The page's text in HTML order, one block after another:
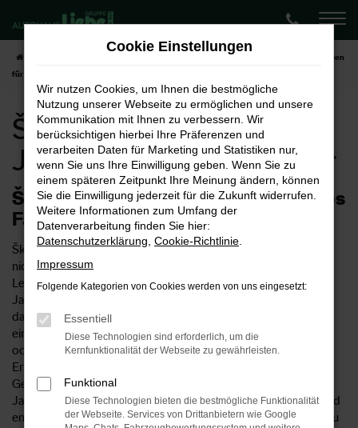
Zum
Hauptinhalt
springen
Škoda Superb Jahreswagen
für Münster
Škoda Superb
Jahreswagen für Münster
Škoda Superb Jahreswagen – ideales
Fahrzeug für Münster
Škoda Superb Jahreswagen sind keine Neuwagen aber auch
nicht so richtig Gebrauchtwagen. Formell trifft natürlich
Letzeres ins Schwarze, doch wurden die Škoda Superb
Jahreswagen lediglich für maximal ein Jahr genutzt und sind
daher meist noch neuwertig. Preislich macht es allerdings
einen erheblichen Unterschied, ob Sie in einem Neuwagen
oder einem Jahreswagen in Münster unterwegs sind. Das
Ersparnis beträgt bis zu 40 Prozent, was sich wahrlich im
Geldbeutel bemerkbar machen kann. Unsere Škoda Superb
Jahreswagen werden wie Gebrauchtfahrzeuge behandelt und
entsprechend in einer unserer Kfz-Meisterwerkstätten genau
Cookie Einstellungen
Wir nutzen Cookies, um Ihnen die bestmögliche
Nutzung unserer Webseite zu ermöglichen und unsere
Kommunikation mit Ihnen zu verbessern. Wir
berücksichtigen hierbei Ihre Präferenzen und
verarbeiten Daten für Marketing und Statistiken nur,
wenn Sie uns Ihre Einwilligung geben. Wenn Sie zu
einem späteren Zeitpunkt Ihre Meinung ändern, können
Sie die Einwilligung jederzeit für die Zukunft widerrufen.
Weitere Informationen zum Umfang der
Datenverarbeitung finden Sie hier:
Datenschutzerklärung Cookie-Richtlinie
Impressum
Folgende Kategorien von Cookies werden von uns eingesetzt:
Essentiell
Diese Technologien sind erforderlich, um die
Kernfunktionalität der Webseite zu gewährleisten.
Funktional
Diese Technologien bieten die bestmögliche Funktionalität
der Webseite. Services von Drittanbietern wie Google